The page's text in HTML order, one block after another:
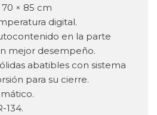
× 85 cm
digital.
en la parte
mejor desempeño.
abatibles con sistema
para su cierre.
134.